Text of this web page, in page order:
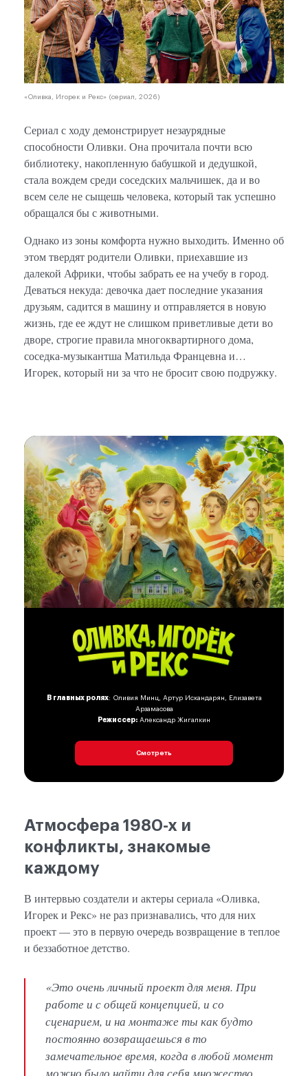
«Оливка, Игорек и Рекс» (сериал, 2026)
Сериал с ходу демонстрирует незаурядные
способности Оливки. Она прочитала почти всю
библиотеку, накопленную бабушкой и дедушкой,
стала вождем среди соседских мальчишек, да и во
всем селе не сыщешь человека, который так успешно
обращался бы с животными.
Однако из зоны комфорта нужно выходить. Именно об
этом твердят родители Оливки, приехавшие из
далекой Африки, чтобы забрать ее на учебу в город.
Деваться некуда: девочка дает последние указания
друзьям, садится в машину и отправляется в новую
жизнь, где ее ждут не слишком приветливые дети во
дворе, строгие правила многоквартирного дома,
соседка-музыкантша Матильда Францевна и…
Игорек, который ни за что не бросит свою подружку.
В главных ролях: Оливия Минц, Артур Искандарян, Елизавета
Арзамасова
Режиссер: Александр Жигалкин
Смотреть
Атмосфера 1980-х и
конфликты, знакомые
каждому
В интервью создатели и актеры сериала «Оливка,
Игорек и Рекс» не раз признавались, что для них
проект — это в первую очередь возвращение в теплое
и беззаботное детство.
«Это очень личный проект для меня. При
работе и с общей концепцией, и со
сценарием, и на монтаже ты как будто
постоянно возвращаешься в то
замечательное время, когда в любой момент
можно было найти для себя множество